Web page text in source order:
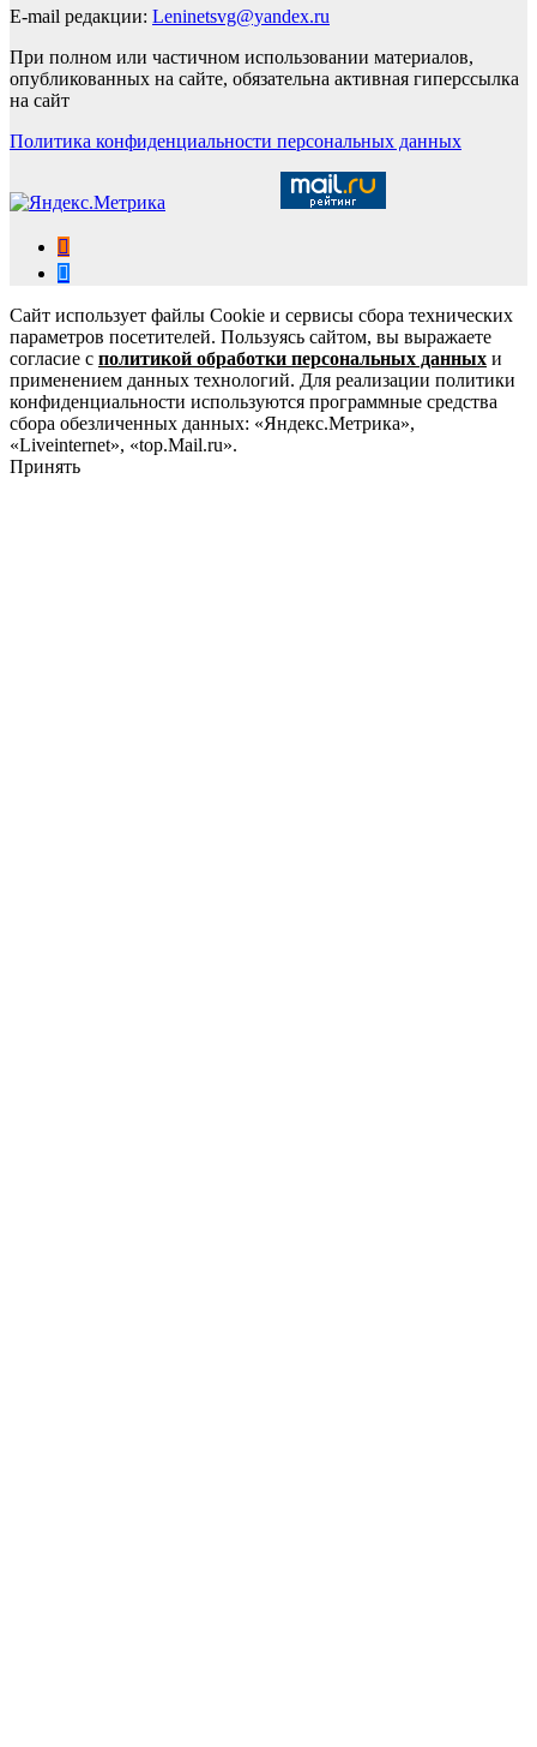
E-mail редакции: Leninetsvg@yandex.ru
При полном или частичном использовании материалов,
опубликованных на сайте, обязательна активная гиперссылка
на сайт
Политика конфиденциальности персональных данных
Сайт использует файлы Cookie и сервисы сбора технических
параметров посетителей. Пользуясь сайтом, вы выражаете
согласие с политикой обработки персональных данных и
применением данных технологий. Для реализации политики
конфиденциальности используются программные средства
сбора обезличенных данных: «Яндекс.Метрика»,
«Liveinternet», «top.Mail.ru».
Принять